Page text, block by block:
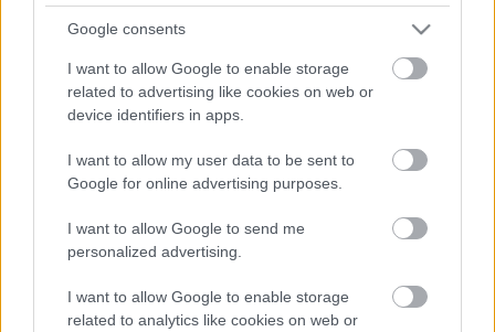
Google consents
I want to allow Google to enable storage
related to advertising like cookies on web or
device identifiers in apps.
I want to allow my user data to be sent to
Google for online advertising purposes.
I want to allow Google to send me
personalized advertising.
I want to allow Google to enable storage
related to analytics like cookies on web or
Attila próbál szerencsét a Skoda Favorittal, a baranyai
kettős a Lavanttal Rallyn kezdte idei szezonját, ahol a
Mitropa Kupa historic mezőnyében a hatodik helyen
zártak.
Az Elba Rally pénteken késő délután kezdődik.
Elba Rally 2024 kiemelt László Zoltán
Mang Huba
Merencsics Árpád
Mitropa Kupa
Facebook X Pinterest